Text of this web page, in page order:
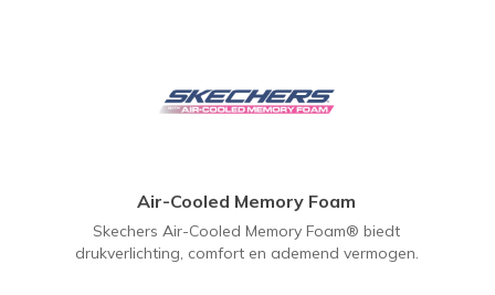
Air-Cooled Memory Foam
Skechers Air-Cooled Memory Foam® biedt
drukverlichting, comfort en ademend vermogen.